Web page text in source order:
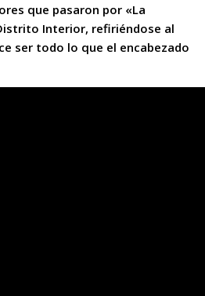
que pasaron por «La
Interior, refiriéndose al
ser todo lo que el encabezado